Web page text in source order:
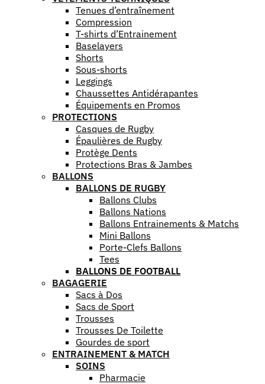
Tenues d’entraînement
Compression
T-shirts d’Entrainement
Baselayers
Shorts
Sous-shorts
Leggings
Chaussettes Antidérapantes
Équipements en Promos
PROTECTIONS
Casques de Rugby
Épaulières de Rugby
Protège Dents
Protections Bras & Jambes
BALLONS
BALLONS DE RUGBY
Ballons Clubs
Ballons Nations
Ballons Entrainements & Matchs
Mini Ballons
Porte-Clefs Ballons
Tees
BALLONS DE FOOTBALL
BAGAGERIE
Sacs à Dos
Sacs de Sport
Trousses
Trousses De Toilette
Gourdes de sport
ENTRAINEMENT & MATCH
SOINS
Pharmacie